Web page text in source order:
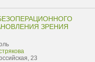
ЗРЕНИЯ
23